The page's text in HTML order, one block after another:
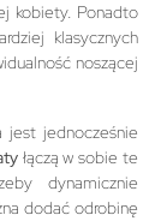
kobiety. Ponadto
klasycznych
noszącej
jest jednocześnie
łączą w sobie te
dynamicznie
dodać odrobinę